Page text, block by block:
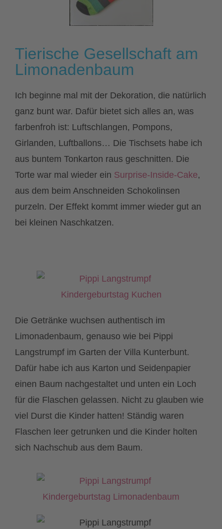
Tierische Gesellschaft am
Limonadenbaum
Ich beginne mal mit der Dekoration, die natürlich
ganz bunt war. Dafür bietet sich alles an, was
farbenfroh ist: Luftschlangen, Pompons,
Girlanden, Luftballons… Die Tischsets habe ich
aus buntem Tonkarton raus geschnitten. Die
Torte war mal wieder ein Surprise-Inside-Cake,
aus dem beim Anschneiden Schokolinsen
purzeln. Der Effekt kommt immer wieder gut an
bei kleinen Naschkatzen.
Die Getränke wuchsen authentisch im
Limonadenbaum, genauso wie bei Pippi
Langstrumpf im Garten der Villa Kunterbunt.
Dafür habe ich aus Karton und Seidenpapier
einen Baum nachgestaltet und unten ein Loch
für die Flaschen gelassen. Nicht zu glauben wie
viel Durst die Kinder hatten! Ständig waren
Flaschen leer getrunken und die Kinder holten
sich Nachschub aus dem Baum.